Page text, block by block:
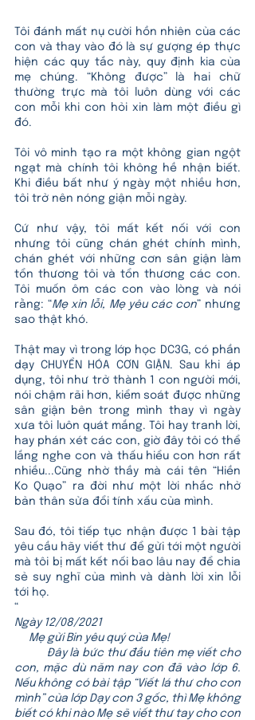
Tôi đánh mất nụ cười hồn nhiên của các
con và thay vào đó là sự gượng ép thực
hiện các quy tắc này, quy định kia của
mẹ chúng. “Không được” là hai chữ
thường trực mà tôi luôn dùng với các
con mỗi khi con hỏi xin làm một điều gì
đó.
Tôi vô minh tạo ra một không gian ngột
ngạt mà chính tôi không hề nhận biết.
Khi điều bất như ý ngày một nhiều hơn,
tôi trở nên nóng giận mỗi ngày.
Cứ như vậy, tôi mất kết nối với con
nhưng tôi cũng chán ghét chính mình,
chán ghét với những cơn sân giận làm
tổn thương tôi và tổn thương các con.
Tôi muốn ôm các con vào lòng và nói
rằng: “Mẹ xin lỗi, Mẹ yêu các con” nhưng
sao thật khó.
Thật may vì trong lớp học DC3G, có phần
dạy CHUYỂN HÓA CƠN GIẬN. Sau khi áp
dụng, tôi như trở thành 1 con người mới,
nói chậm rãi hơn, kiểm soát được những
sân giận bên trong mình thay vì ngày
xưa tôi luôn quát mắng. Tôi hay tranh lời,
hay phán xét các con, giờ đây tôi có thể
lắng nghe con và thấu hiểu con hơn rất
nhiều...Cũng nhờ thầy mà cái tên “Hiền
Ko Quạo” ra đời như một lời nhắc nhở
bản thân sửa đổi tính xấu của mình.
Sau đó, tôi tiếp tục nhận được 1 bài tập
yêu cầu hãy viết thư để gửi tới một người
mà tôi bị mất kết nối bao lâu nay để chia
sẻ suy nghĩ của mình và dành lời xin lỗi
tới họ.
“
Ngày 12/08/2021
      Mẹ gửi Bin yêu quý của Mẹ!
con, mặc dù năm nay con đã vào lớp 6.
Nếu không có bài tập “Viết lá thư cho con
mình” của lớp Dạy con 3 gốc, thì Mẹ không
biết có khi nào Mẹ sẽ viết thư tay cho con